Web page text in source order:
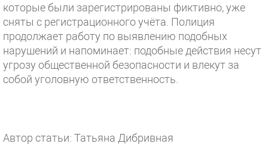
которые были зарегистрированы фиктивно, уже
сняты с регистрационного учёта. Полиция
продолжает работу по выявлению подобных
нарушений и напоминает: подобные действия несут
угрозу общественной безопасности и влекут за
собой уголовную ответственность.
Автор статьи: Татьяна Дибривная